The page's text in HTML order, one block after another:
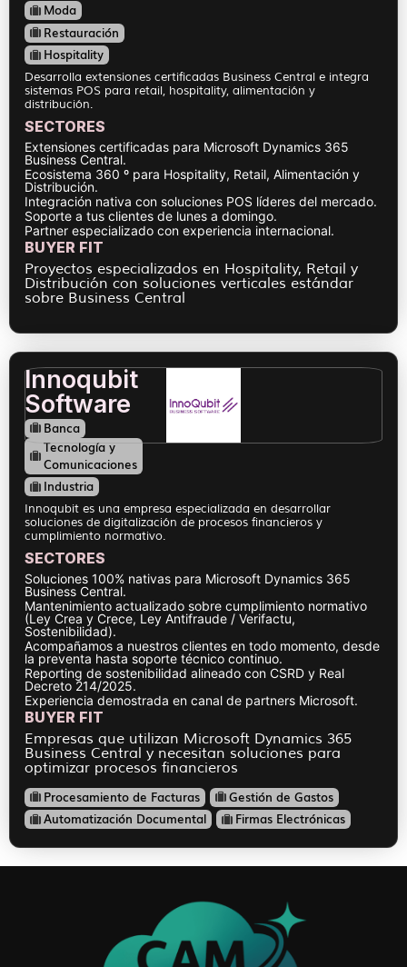
Moda
Restauración
Hospitality
Desarrolla extensiones certificadas Business Central e integra
sistemas POS para retail, hospitality, alimentación y
distribución.
SECTORES
Extensiones certificadas para Microsoft Dynamics 365
Business Central.
Ecosistema 360 º para Hospitality, Retail, Alimentación y
Distribución.
Integración nativa con soluciones POS líderes del mercado.
Soporte a tus clientes de lunes a domingo.
Partner especializado con experiencia internacional.
BUYER FIT
Proyectos especializados en Hospitality, Retail y
Distribución con soluciones verticales estándar
sobre Business Central
Innoqubit
Software
Banca
Tecnología y
Comunicaciones
Industria
Innoqubit es una empresa especializada en desarrollar
soluciones de digitalización de procesos financieros y
cumplimiento normativo.
SECTORES
Soluciones 100% nativas para Microsoft Dynamics 365
Business Central.
Mantenimiento actualizado sobre cumplimiento normativo
(Ley Crea y Crece, Ley Antifraude / Verifactu,
Sostenibilidad).
Acompañamos a nuestros clientes en todo momento, desde
la preventa hasta soporte técnico continuo.
Reporting de sostenibilidad alineado con CSRD y Real
Decreto 214/2025.
Experiencia demostrada en canal de partners Microsoft.
BUYER FIT
Empresas que utilizan Microsoft Dynamics 365
Business Central y necesitan soluciones para
optimizar procesos financieros
Procesamiento de Facturas
Gestión de Gastos
Automatización Documental
Firmas Electrónicas